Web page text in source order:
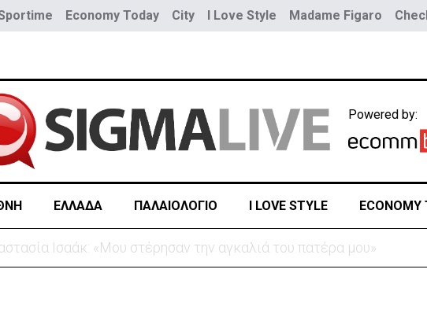
Economy Today City I Love Style Madame Figaro
Powered by:
ΕΛΛΑΔΑ ΠΑΛΑΙΟΛΟΓΙΟ I LOVE STYLE ECONOMY
από Τουρκία προς Ουκρανία -Κίνηση με μήνυμα προς Μόσχα;